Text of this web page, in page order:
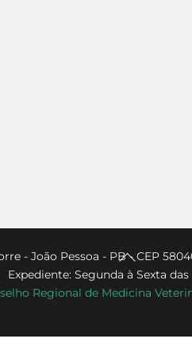
Back
To
Top
- João Pessoa - PB - CEP
Expediente: Segunda à Sexta das
Regional de Medicina